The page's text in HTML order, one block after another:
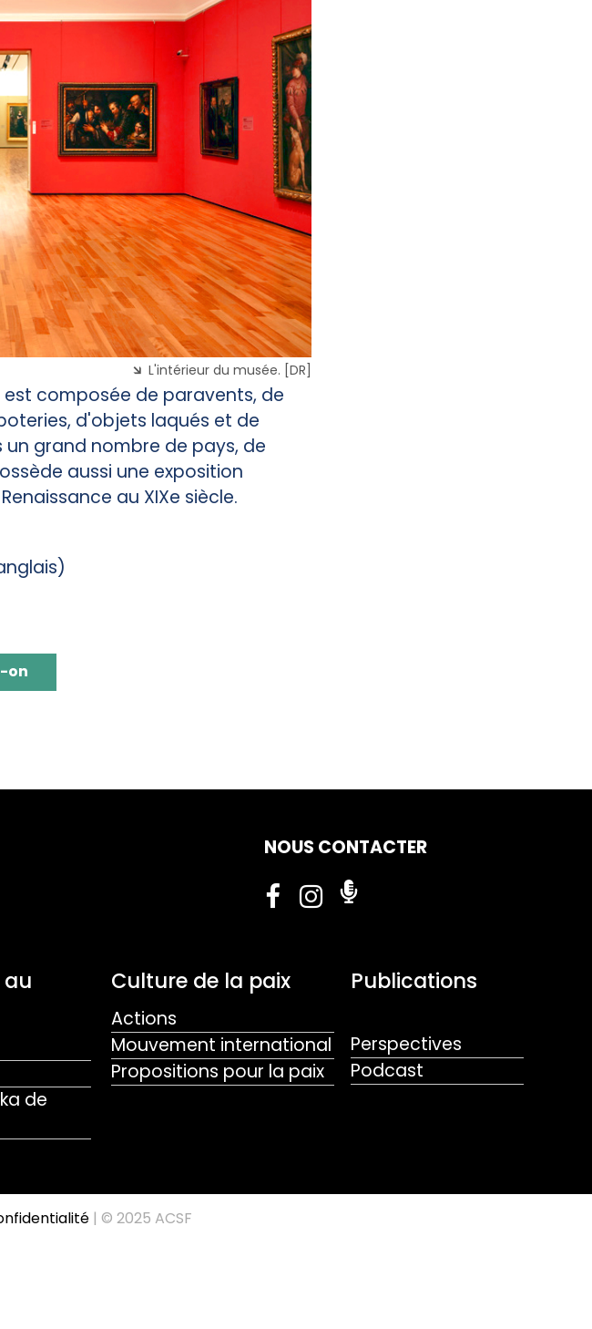
L'intérieur du musée. [DR]
composée de paravents, de
d'objets laqués et de
grand nombre de pays, de
aussi une exposition
au XIXe siècle.
on
NOUS CONTACTER
de
Culture de la paix
Actions
Mouvement international
Propositions pour la paix
Publications
Perspectives
Podcast
| © 2025 ACSF